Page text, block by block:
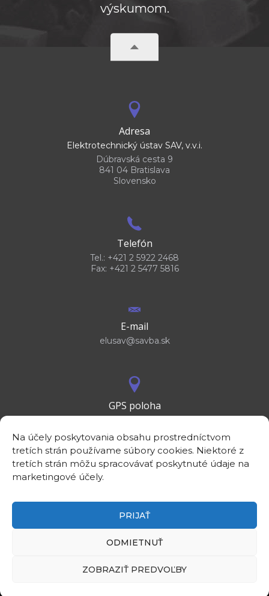
Na účely poskytovania obsahu prostredníctvom
tretích strán používame súbory cookies. Niektoré z
tretích strán môžu spracovávať poskytnuté údaje na
marketingové účely.
PRIJAŤ
ODMIETNUŤ
ZOBRAZIŤ PREDVOĽBY
výskumom.
Adresa
Elektrotechnický ústav SAV, v.v.i.
Dúbravská cesta 9
841 04 Bratislava
Slovensko
Telefón
Tel.: +421 2 5922 2468
Fax: +421 2 5477 5816
E-mail
elusav@savba.sk
GPS poloha
©2026Elektrotechnický ústav SAV, v. v. i.
Intranet
Kontakt